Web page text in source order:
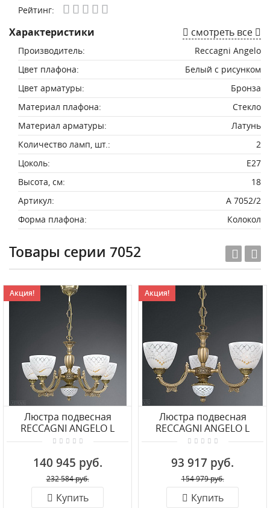
Рейтинг:
Характеристики смотреть все
Производитель:
Reccagni Angelo
Цвет плафона:
Белый с рисунком
Цвет арматуры:
Бронза
Материал плафона:
Стекло
Материал арматуры:
Латунь
Количество ламп, шт.:
2
Цоколь:
E27
Высота, см:
18
Артикул:
A 7052/2
Форма плафона:
Колокол
Товары серии 7052
Акция!
Люстра подвесная
RECCAGNI ANGELO L
7052/5
140 945 руб.
232 584 руб.
Купить
Акция!
Люстра подвесная
RECCAGNI ANGELO L
7052/3
93 917 руб.
154 979 руб.
Купить